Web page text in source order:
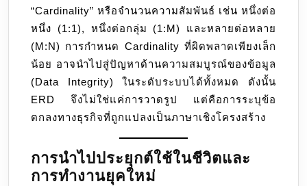
“Cardinality” หรือจำนวนความสัมพันธ์ เช่น หนึ่งต่อ
หนึ่ง (1:1), หนึ่งต่อกลุ่ม (1:M) และหลายต่อหลาย
(M:N) การกำหนด Cardinality ที่ผิดพลาดเพียงเล็ก
น้อย อาจนำไปสู่ปัญหาด้านความสมบูรณ์ของข้อมูล
(Data Integrity) ในระดับระบบได้ทั้งหมด ดังนั้น
ERD จึงไม่ใช่แค่การวาดรูป แต่คือการระบุข้อ
ตกลงทางธุรกิจที่ถูกแปลงเป็นภาษาเชิงโครงสร้าง
การนำไปประยุกต์ใช้ในชีวิตและ
การทำงานยุคใหม่